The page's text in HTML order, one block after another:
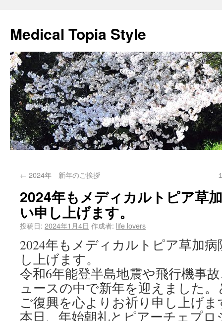
Medical Topia Style
← 2024年 新年のご挨拶
2024年もメディカルトピア草
い申し上げます。
投稿日: 2024年1月4日 作成者: life lovers
2024年もメディカルトピア草加
し上げます。
令和6年能登半島地震や飛行機事
ュースの中で新年を迎えました
ご復興を心よりお祈り申し上げま
本日、年始朝礼とピアーチェプ